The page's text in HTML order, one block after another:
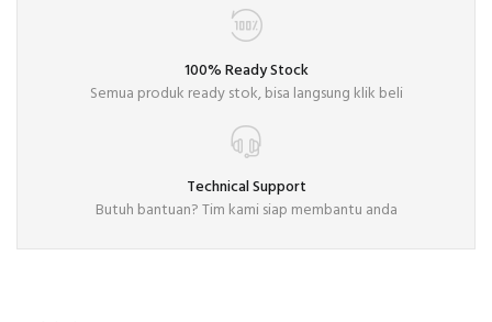
100% Ready Stock
Semua produk ready stok, bisa langsung klik beli
Technical Support
Butuh bantuan? Tim kami siap membantu anda